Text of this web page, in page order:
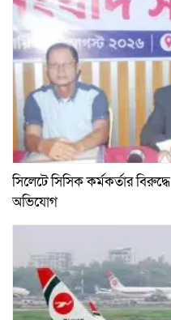
সিলেটে সিসিক কর্মকর্তার
অভিযোগ